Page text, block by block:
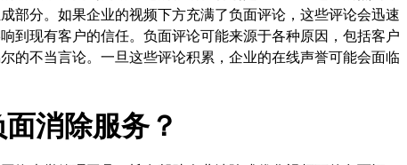
部分。如果企业的视频下方充满了负面评论，这些评论会迅速
到现有客户的信任。负面评论可能来源于各种原因，包括客户
的不当言论。一旦这些评论积累，企业的在线声誉可能会面临
消除服务？